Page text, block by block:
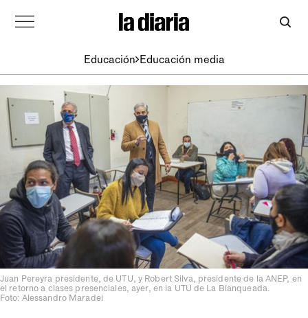
Educación Educación media
Juan Pereyra presidente, de UTU, y Robert Silva, presidente de la ANEP, en
el retorno a clases presenciales, ayer, en la UTU de La Blanqueada.
Foto: Alessandro Maradei